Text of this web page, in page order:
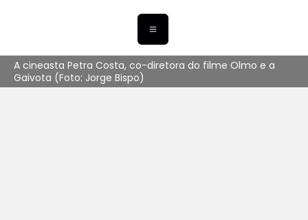
A cineasta Petra Costa, co-diretora do filme Olmo e a
Gaivota (Foto: Jorge Bispo)